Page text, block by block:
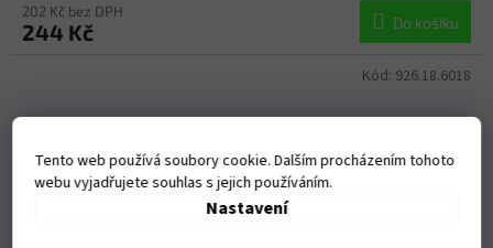
Tento web používá soubory cookie. Dalším procházením tohoto
webu vyjadřujete souhlas s jejich používáním.
Nastavení
202 Kč bez DPH
244 Kč Do košíku
Kód: 926.18.6018